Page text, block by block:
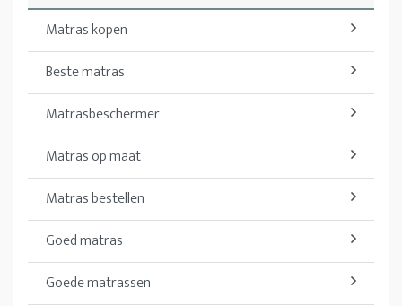
Matras kopen
Beste matras
Matrasbeschermer
Matras op maat
Matras bestellen
Goed matras
Goede matrassen